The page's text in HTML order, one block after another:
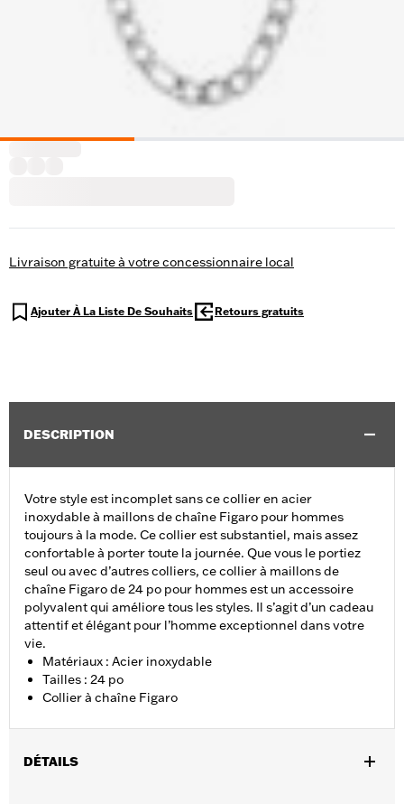
Livraison gratuite à votre concessionnaire local
Ajouter À La Liste De Souhaits Retours gratuits
DESCRIPTION
Votre style est incomplet sans ce collier en acier
inoxydable à maillons de chaîne Figaro pour hommes
toujours à la mode. Ce collier est substantiel, mais assez
confortable à porter toute la journée. Que vous le portiez
seul ou avec d’autres colliers, ce collier à maillons de
chaîne Figaro de 24 po pour hommes est un accessoire
polyvalent qui améliore tous les styles. Il s’agit d’un cadeau
attentif et élégant pour l’homme exceptionnel dans votre
vie.
Matériaux : Acier inoxydable
Tailles : 24 po
Collier à chaîne Figaro
DÉTAILS